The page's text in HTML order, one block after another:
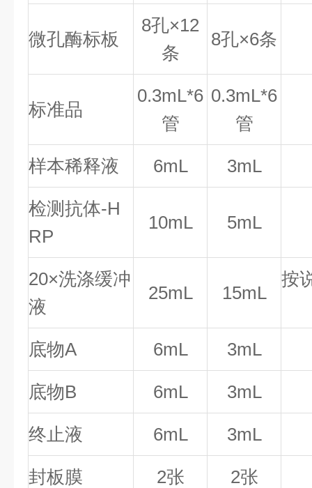
微孔酶标板
8孔×12
条
8孔×6条
标准品
0.3mL*6
管
0.3mL*6
管
样本稀释液 6mL 3mL
检测抗体-H
RP
10mL 5mL
20×洗涤缓冲
液
25mL 15mL
按
底物A 6mL 3mL
底物B 6mL 3mL
终止液 6mL 3mL
封板膜 2张 2张